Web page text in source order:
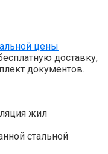
цены
доставку,
документов.
жил
стальной